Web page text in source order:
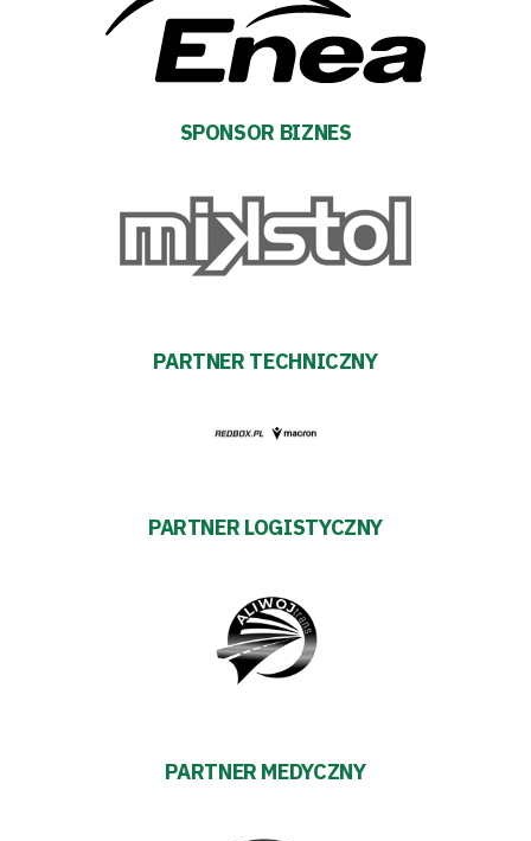
SPONSOR BIZNES
PARTNER TECHNICZNY
PARTNER LOGISTYCZNY
PARTNER MEDYCZNY